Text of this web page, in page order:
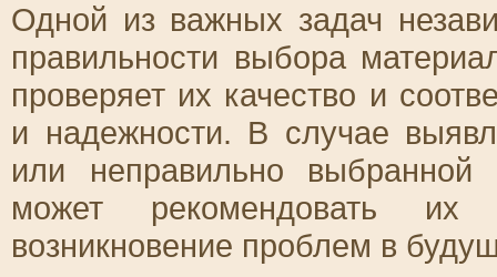
Одной из важных задач
правильности выбора
проверяет их качество и
и надежности. В случае
или неправильно выбранной
может рекомендовать их
возникновение проблем в